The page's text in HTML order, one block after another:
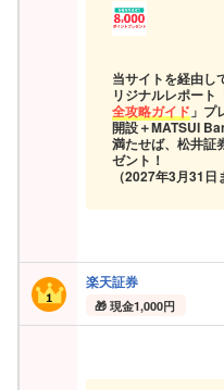
当サイトを経由し
リジナルレポート
全攻略ガイド 」プ
開設＋MATSUI
満たせば、松井証
ゼント！
（2027年3月31日
楽天証券
現金1,000円